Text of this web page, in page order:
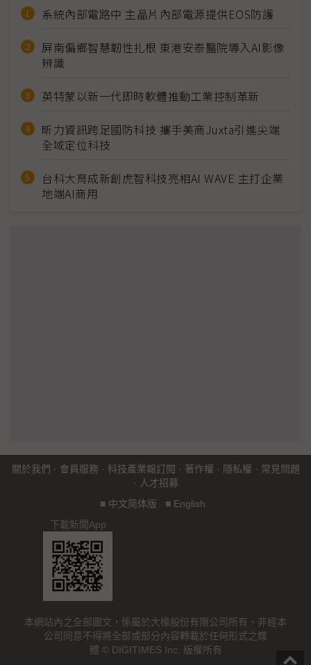
系統內部電路中 主晶片內部電源提供EOS防護
屏南偏鄉智慧韌性扎根 東港安泰醫院導入AI影像
辨識
英特蒙以新一代即時軟體推動工業控制革新
昕力資訊跨足國防科技 攜手美商Juxta引進尖端
全域定位科技
台科大育成新創虎智科技亮相AI WAVE 主打企業
地端AI商用
關於我們 · 會員服務 · 科技產業報訂閱 · 著作權 · 隱私權 · 常見問題
· 人才招募
■ 中文简体版 ■ English
下載新聞App
本網站內之全部圖文，係屬於大椽股份有限公司所有，非經本
公司同意不得將全部或部分內容轉載於任何形式之媒
體 © DIGITIMES Inc. 版權所有